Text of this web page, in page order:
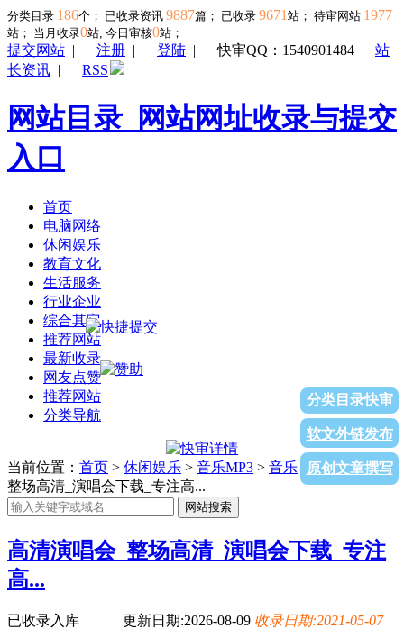
分类目录 186个； 已收录资讯 9887篇； 已收录 9671 站； 待审网站 1977
站； 当月收录0站; 今日审核0站；
提交网站 | 注册 | 登陆 |快审QQ：1540901484 | 站
长资讯 | RSS
网站目录_网站网址收录与提交
入口
首页
电脑网络
休闲娱乐
教育文化
生活服务
行业企业
综合其它
推荐网站
最新收录
网友点赞
推荐网站
分类导航
分类目录快审
软文外链发布
原创文章撰写
当前位置： 首页 > 休闲娱乐 > 音乐MP3 > 音乐 > 高清演唱会_
整场高清_演唱会下载_专注高...
网站搜索
高清演唱会_整场高清_演唱会下载_专注
高...
已收录入库 更新日期:2026-08-09 收录日期:2021-05-07